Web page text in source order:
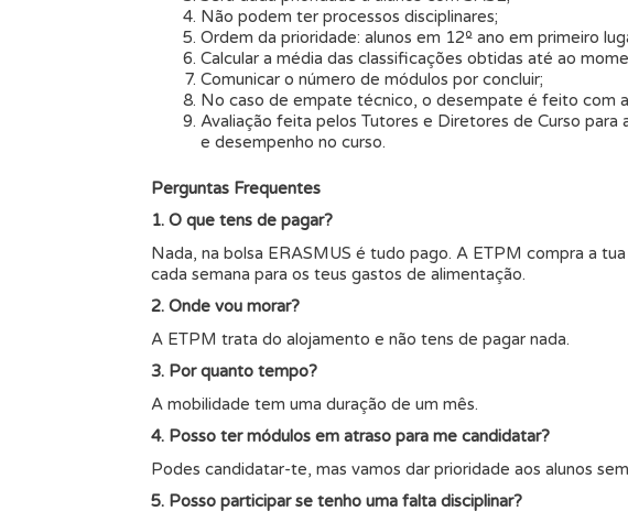
Não podem ter processos disciplinares;
Ordem da prioridade: alunos em 12º ano em primeiro
Calcular a média das classificações obtidas até ao
Comunicar o número de módulos por concluir;
No caso de empate técnico, o desempate é feito com
Avaliação feita pelos Tutores e Diretores de Curso
e desempenho no curso.
Perguntas Frequentes
1. O que tens de pagar?
Nada, na bolsa ERASMUS é tudo pago. A ETPM compra a
cada semana para os teus gastos de alimentação.
2. Onde vou morar?
A ETPM trata do alojamento e não tens de pagar nada.
3. Por quanto tempo?
A mobilidade tem uma duração de um mês.
4. Posso ter módulos em atraso para me candidatar?
Podes candidatar-te, mas vamos dar prioridade aos alunos
5. Posso participar se tenho uma falta disciplinar?